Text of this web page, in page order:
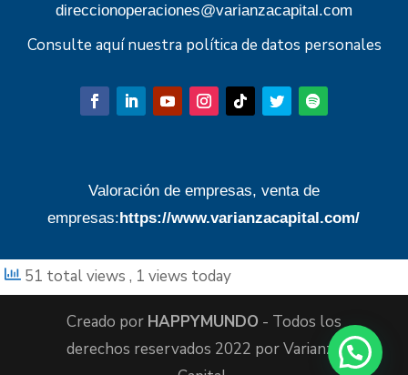
direccionoperaciones@varianzacapital.com
Consulte aquí nuestra política de datos personales
Valoración de empresas, venta de
empresas:https://www.varianzacapital.com/
51 total views , 1 views today
Creado por HAPPYMUNDO - Todos los
derechos reservados 2022 por Varianza